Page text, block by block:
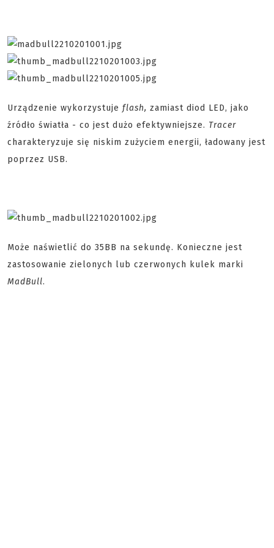
Urządzenie wykorzystuje flash, zamiast diod LED, jako
źródło światła - co jest dużo efektywniejsze. Tracer
charakteryzuje się niskim zużyciem energii, ładowany jest
poprzez USB.
Może naświetlić do 35BB na sekundę. Konieczne jest
zastosowanie zielonych lub czerwonych kulek marki
MadBull.